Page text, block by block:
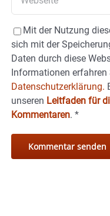
Mit der Nutzung
sich mit der
Daten durch diese
Informationen erfahren
Datenschutzerklärung.
unseren Leitfaden für
Kommentaren. *